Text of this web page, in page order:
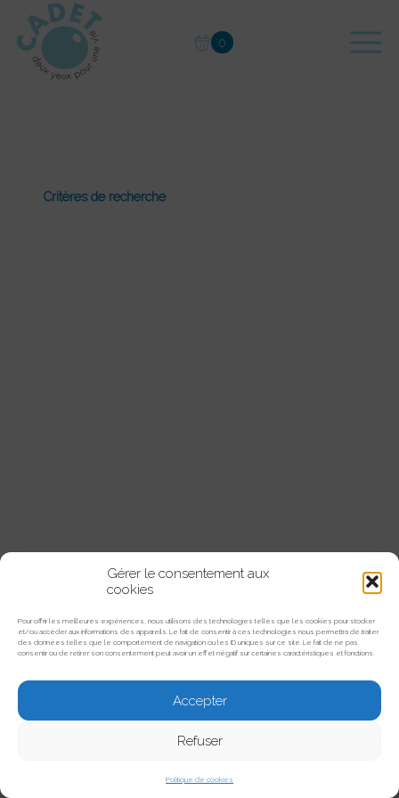
Gérer le consentement aux
cookies
Pour offrir les meilleures expériences, nous utilisons des technologies telles que les cookies pour stocker
et/ou accéder aux informations des appareils. Le fait de consentir à ces technologies nous permettra de traiter
des données telles que le comportement de navigation ou les ID uniques sur ce site. Le fait de ne pas
consentir ou de retirer son consentement peut avoir un effet négatif sur certaines caractéristiques et fonctions.
Accepter
Refuser
Politique de cookies
content
0
Critères de recherche
Résultat(s)
Élargir la recherche
Réinitialiser
spécialisation